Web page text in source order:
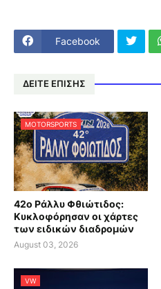
Facebook
ΔΕΙΤΕ ΕΠΙΣΗΣ
MOTORSPORTS
42ο Ράλλυ Φθιώτιδος:
Κυκλοφόρησαν οι χάρτες
των ειδικών διαδρομών
August 03, 2026
VW